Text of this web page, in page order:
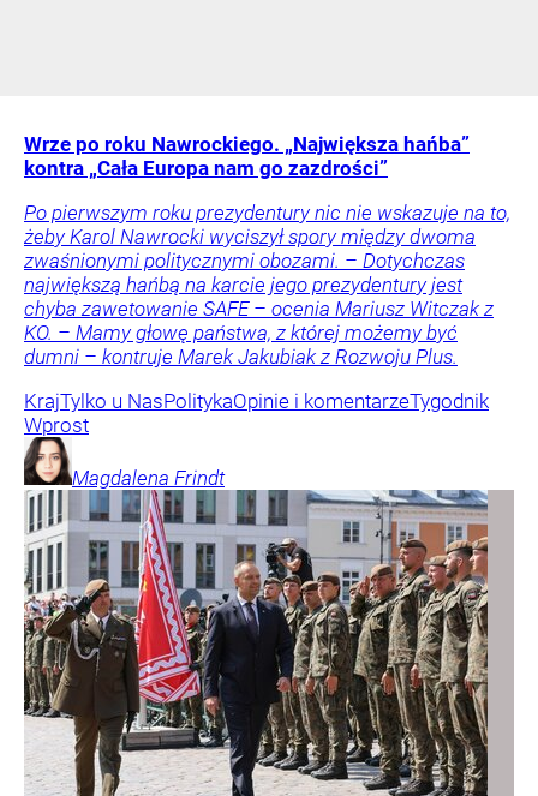
Wrze po roku Nawrockiego. „Największa hańba”
kontra „Cała Europa nam go zazdrości”
Po pierwszym roku prezydentury nic nie wskazuje na to,
żeby Karol Nawrocki wyciszył spory między dwoma
zwaśnionymi politycznymi obozami. – Dotychczas
największą hańbą na karcie jego prezydentury jest
chyba zawetowanie SAFE – ocenia Mariusz Witczak z
KO. – Mamy głowę państwa, z której możemy być
dumni – kontruje Marek Jakubiak z Rozwoju Plus.
KrajTylko u NasPolitykaOpinie i komentarzeTygodnik
Wprost
Magdalena Frindt